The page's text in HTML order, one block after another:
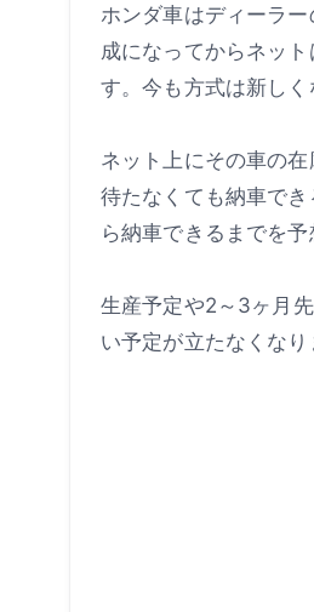
ホンダ車はディーラ
成になってからネッ
す。今も方式は新しく
ネット上にその車の
待たなくても納車で
ら納車できるまでを
生産予定や2～3ヶ月
い予定が立たなくな